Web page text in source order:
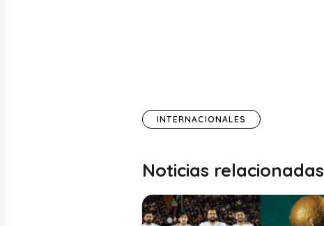
INTERNACIONALES
Noticias relacionadas